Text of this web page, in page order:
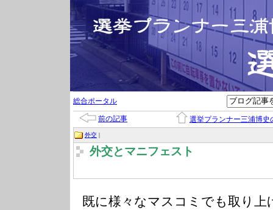
総合ポータル
前の記事 選挙プランナー三浦博史
外交 |
外交とマニフェスト
既に様々なマスコミでも取り